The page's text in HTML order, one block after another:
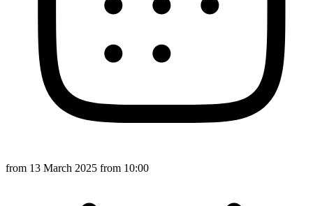
from 13 March 2025 from 10:00